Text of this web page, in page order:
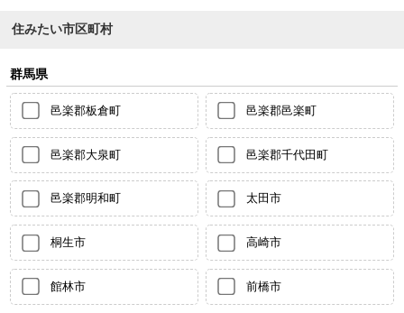
住みたい市区町村
群馬県
邑楽郡板倉町 邑楽郡邑楽町
邑楽郡大泉町 邑楽郡千代田町
邑楽郡明和町 太田市
桐生市 高崎市
館林市 前橋市